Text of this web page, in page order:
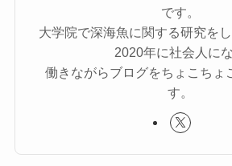
です。
大学院で深海魚に関する研究をし
2020年に社会人に
働きながらブログをちょこちょ
す。